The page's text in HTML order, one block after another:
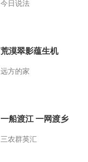
今日说法
荒漠翠影蕴生机
远方的家
一船渡江 一网渡乡
三农群英汇